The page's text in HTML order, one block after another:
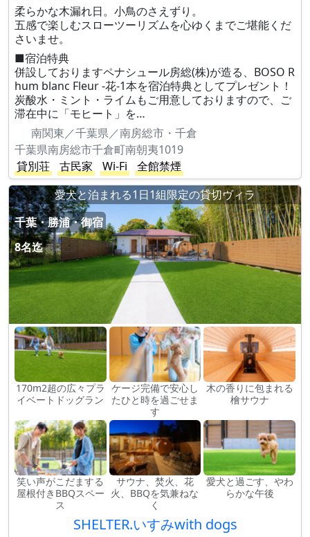
柔らかな木漏れ日。小鳥のさえずり。
五感で楽しむスローツーリズムを心ゆくまでご堪能くだ
さいませ。
■宿泊特典
併設しておりますペナシュール房総(株)が造る、BOSO R
hum blanc Fleur -花-1本を宿泊特典としてプレゼント！
炭酸水・ミント・ライムもご用意しておりますので、ご
滞在中に「モヒート」を…
南関東／千葉県／南房総市・千倉
千葉県南房総市千倉町南朝夷1019
貸別荘
古民家 Wi-Fi
全館禁煙
愛犬と泊まれる1日1組限定の貸切ヴィラ
千葉・勝浦・御宿
8名迄
170m2超の広々プラ
イベートドッグラン
ケージ完備で安心し
たひと時を過ごせま
す
木の香りに包まれる
檜サウナ
笑い声がこだまする
屋根付きBBQスペー
ス
サウナ、焚火、花
火、BBQを気兼ねな
く
愛犬と過ごす、やわ
らかな午後
SHELTER.いすみwith dogs